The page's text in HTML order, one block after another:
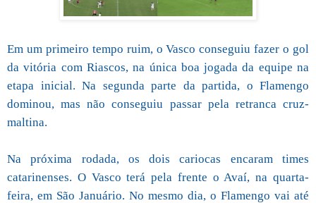
Em um primeiro tempo ruim, o Vasco conseguiu fazer o gol
da vitória com Riascos, na única boa jogada da equipe na
etapa inicial. Na segunda parte da partida, o Flamengo
dominou, mas não conseguiu passar pela retranca cruz-
maltina.
Na próxima rodada, os dois cariocas encaram times
catarinenses. O Vasco terá pela frente o Avaí, na quarta-
feira, em São Januário. No mesmo dia, o Flamengo vai até